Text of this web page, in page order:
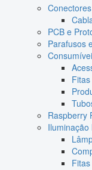
PCB e
Parafusos
Raspberry
Iluminação